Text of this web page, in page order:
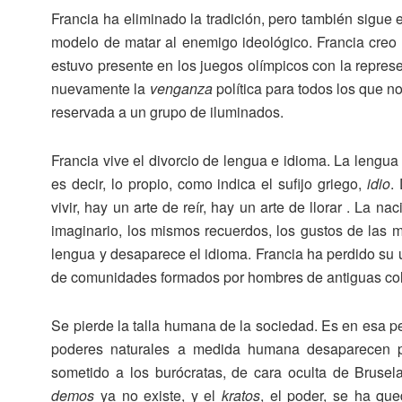
Francia ha eliminado la tradición, pero también
modelo de matar al enemigo ideológico. Francia
estuvo presente en los juegos olímpicos con la
nuevamente la venganzapolítica para todos los que
reservada a un grupo de iluminados.
Francia vive el divorcio de lengua e idioma. La
es decir, lo propio, como indica el sufijo griego, idio.
vivir, hay un arte de reír, hay un arte de llorar . La
imaginario, los mismos recuerdos, los gustos de las
lengua y desaparece el idioma. Francia ha perdido
de comunidades formados por hombres de antiguas
Se pierde la talla humana de la sociedad. Es en esa
poderes naturales a medida humana
sometido a los burócratas, de cara oculta de
demos ya no existe, y elkratos, el poder, se ha